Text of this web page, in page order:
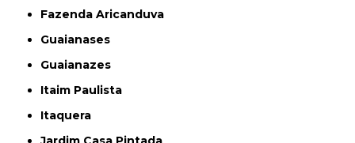
Fazenda Aricanduva
Guaianases
Guaianazes
Itaim Paulista
Itaquera